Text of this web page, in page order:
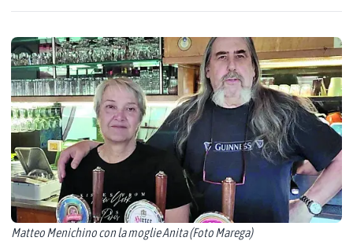
Matteo Menichino con la moglie Anita (Foto Marega)